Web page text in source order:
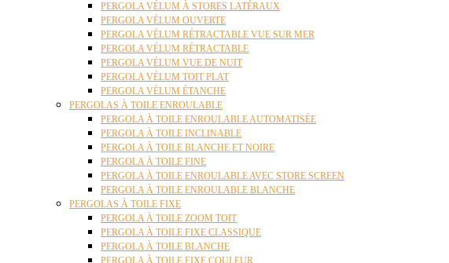
PERGOLA VÉLUM À STORES LATÉRAUX
PERGOLA VÉLUM OUVERTE
PERGOLA VÉLUM RÉTRACTABLE VUE SUR MER
PERGOLA VÉLUM RÉTRACTABLE
PERGOLA VÉLUM VUE DE NUIT
PERGOLA VÉLUM TOIT PLAT
PERGOLA VÉLUM ÉTANCHE
PERGOLAS À TOILE ENROULABLE
PERGOLA À TOILE ENROULABLE AUTOMATISÉE
PERGOLA À TOILE INCLINABLE
PERGOLA À TOILE BLANCHE ET NOIRE
PERGOLA À TOILE FINE
PERGOLA À TOILE ENROULABLE AVEC STORE SCREEN
PERGOLA À TOILE ENROULABLE BLANCHE
PERGOLAS À TOILE FIXE
PERGOLA À TOILE ZOOM TOIT
PERGOLA À TOILE FIXE CLASSIQUE
PERGOLA À TOILE BLANCHE
PERGOLA À TOILE FIXE COULEUR